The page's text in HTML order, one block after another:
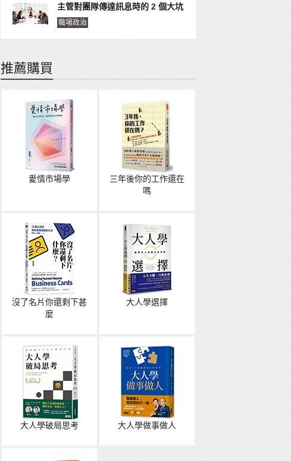
主管對團隊傳達訊息時的 2 個大坑
職場政治
推薦購買
愛情市場學
三年後你的工作還在
嗎
沒了名片你還剩下甚
麼
大人學選擇
大人學破局思考 大人學做事做人